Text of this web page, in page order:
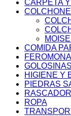
CARPETA
COMIDA
HIGIENE Y
PIEDRAS
ROPA